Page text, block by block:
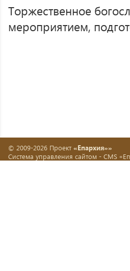
Торжественное
мероприятием,
© 2009-2026 Проект «Епархия»»
Система управления сайтом - CMS